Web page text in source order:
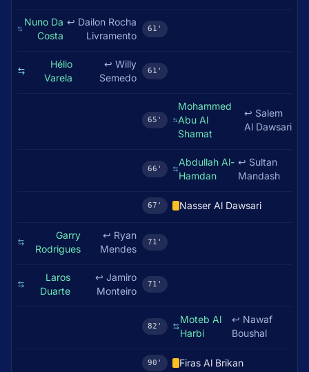
Nuno Da
Costa
↩ Dailon Rocha
Livramento
61'
Hélio
Varela
↩ Willy
Semedo
61'
65'
Mohammed
Abu Al
Shamat
↩ Salem
Al Dawsari
66'
Abdullah Al-
Hamdan
↩ Sultan
Mandash
67' Nasser Al Dawsari
Garry
Rodrigues
↩ Ryan
Mendes
71'
Laros
Duarte
↩ Jamiro
Monteiro
71'
82'
Moteb Al
Harbi
↩ Nawaf
Boushal
90' Firas Al Brikan